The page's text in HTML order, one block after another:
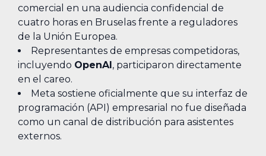
comercial en una audiencia confidencial de
cuatro horas en Bruselas frente a reguladores
de la Unión Europea.
Representantes de empresas competidoras,
incluyendo OpenAI, participaron directamente
en el careo.
Meta sostiene oficialmente que su interfaz de
programación (API) empresarial no fue diseñada
como un canal de distribución para asistentes
externos.